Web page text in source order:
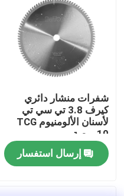
معلومات عنا
جولة في المعمل
مراقبة الجودة
اتصل بنا
شفرات منشار دائري
كيرف 3.8 تي سي تي
لأسنان الألومنيوم TCG
10 بوصة
إرسال استفسار